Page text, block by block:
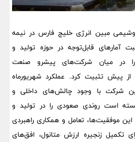
مبین انرژی خلیج فارس در نیمه
1404 با ثبت آمارهای قابل‌توجه در حوزه تولید و
در میان شرکت‌های پیشرو صنعت
پیش تثبیت کرد. عملکرد شهریورماه
شرکت با وجود چالش‌های داخلی و
است روندی صعودی را در تولید و
این موفقیت‌ها، تعامل و همکاری راهبردی
تکمیل زنجیره ارزش متانول، افق‌های